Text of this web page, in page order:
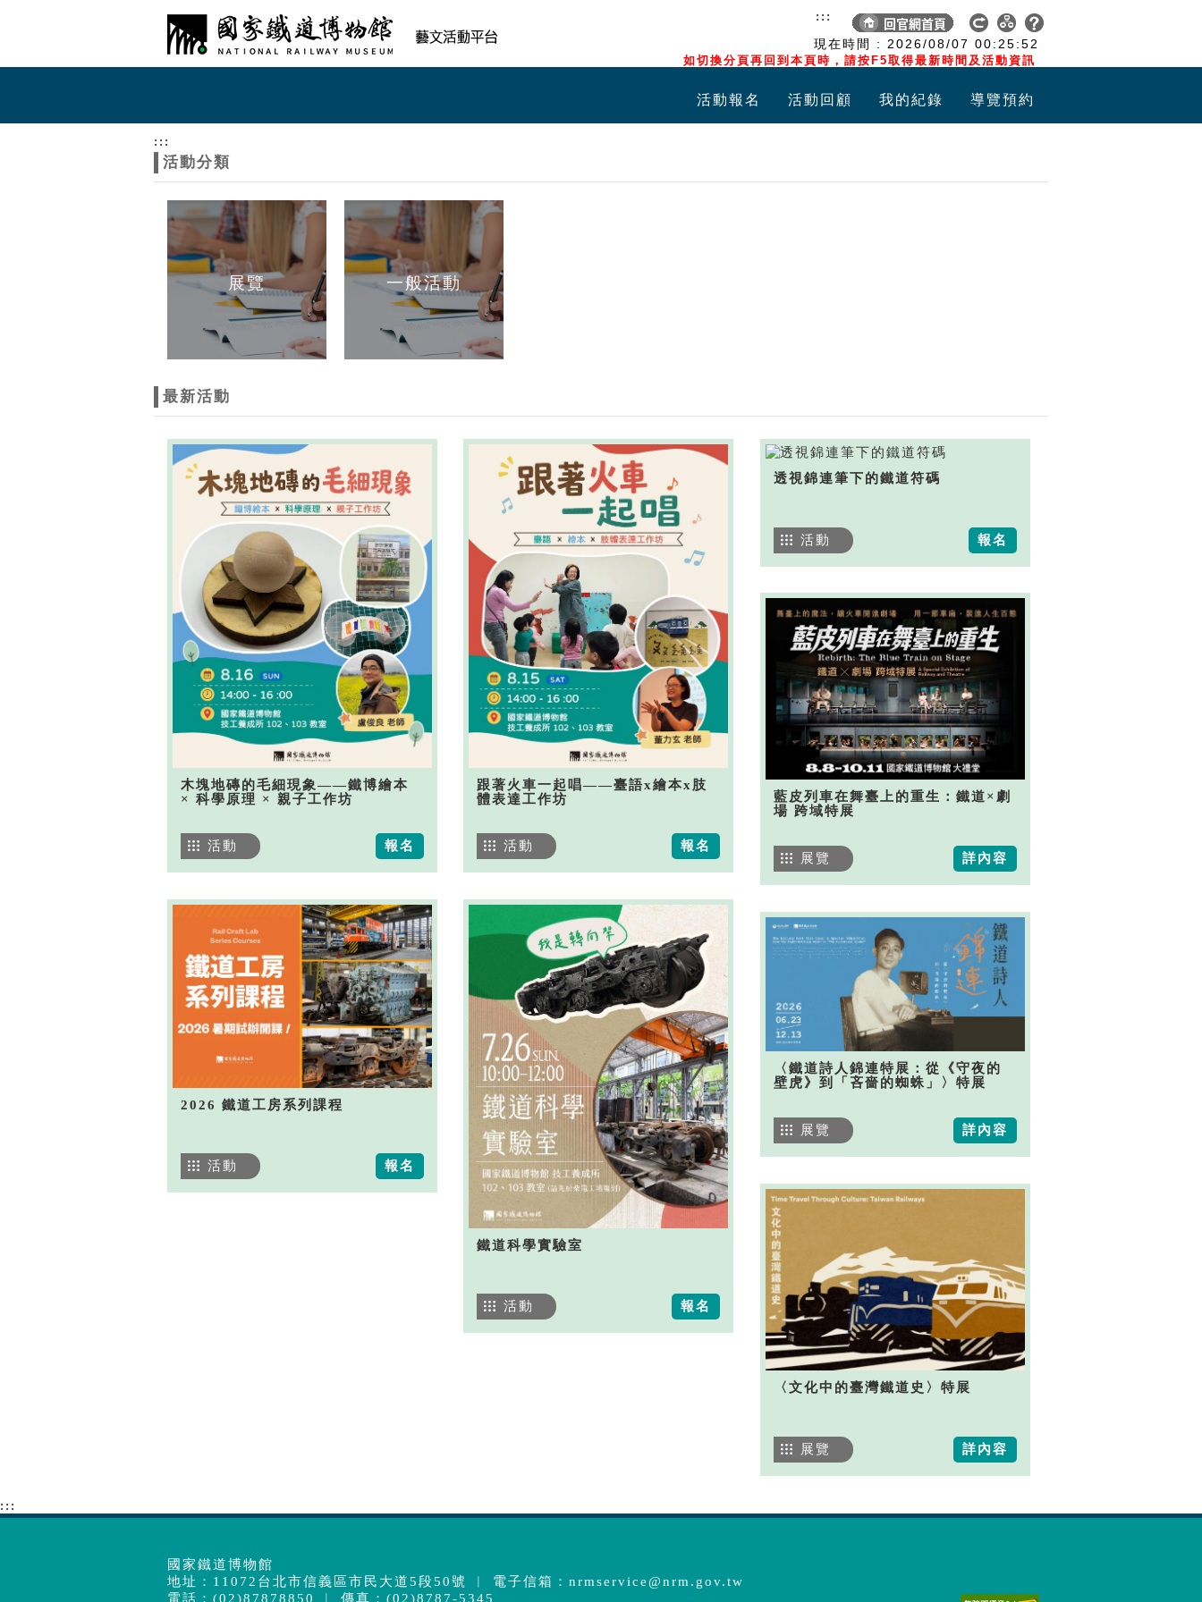
現在時間 : 2026/08/07 00:25:53
如切換分頁再回到本頁時，請按F5取得最新時間及活動資訊
:::
活動報名 活動回顧 我的紀錄 導覽預約
:::
活動分類
展覽 一般活動
最新活動
木塊地磚的毛細現象——鐵博繪本
× 科學原理 × 親子工作坊
報名
活動
跟著火車一起唱——臺語x繪本x肢
體表達工作坊
報名
活動
透視錦連筆下的鐵道符碼
報名
活動
藍皮列車在舞臺上的重生：鐵道×劇
場 跨域特展
詳內容
展覽
2026 鐵道工房系列課程
報名
活動
鐵道科學實驗室
報名
活動
〈鐵道詩人錦連特展：從《守夜的
壁虎》到「吝嗇的蜘蛛」〉特展
詳內容
展覽
〈文化中的臺灣鐵道史〉特展
詳內容
展覽
:::
國家鐵道博物館
地址：11072台北市信義區市民大道5段50號 ︱ 電子信箱： nrmservice@nrm.gov.tw
電話：(02)87878850 ︱ 傳真：(02)8787-5345